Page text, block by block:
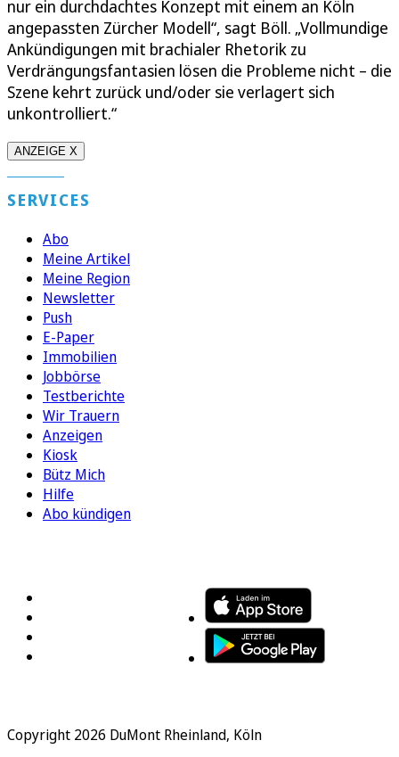
nur ein durchdachtes Konzept mit einem an Köln
angepassten Zürcher Modell“, sagt Böll. „Vollmundige
Ankündigungen mit brachialer Rhetorik zu
Verdrängungsfantasien lösen die Probleme nicht – die
Szene kehrt zurück und/oder sie verlagert sich
unkontrolliert.“
ANZEIGE X
SERVICES
Abo
Meine Artikel
Meine Region
Newsletter
Push
E-Paper
Immobilien
Jobbörse
Testberichte
Wir Trauern
Anzeigen
Kiosk
Bütz Mich
Hilfe
Abo kündigen
Copyright 2026 DuMont Rheinland, Köln